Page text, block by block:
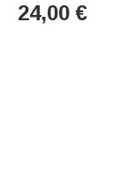
24,00 €